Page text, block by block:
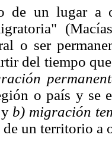
de un lugar a
o ser
del tiempo
o país y se
b) migración
de un territorio a